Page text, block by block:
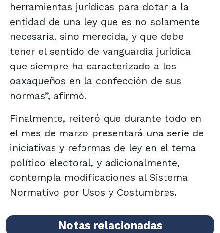
herramientas jurídicas para dotar a la
entidad de una ley que es no solamente
necesaria, sino merecida, y que debe
tener el sentido de vanguardia jurídica
que siempre ha caracterizado a los
oaxaqueños en la confección de sus
normas”, afirmó.
Finalmente, reiteró que durante todo en
el mes de marzo presentará una serie de
iniciativas y reformas de ley en el tema
político electoral, y adicionalmente,
contempla modificaciones al Sistema
Normativo por Usos y Costumbres.
Notas relacionadas